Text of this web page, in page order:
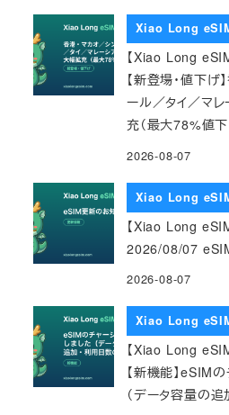
Xiao Long
【Xiao Long
【新登場・値下げ
ール／タイ／マ
充（最大78%値下
2026-08-07
Xiao Long
【Xiao Long
2026/08/07
2026-08-07
Xiao Long
【Xiao Long
【新機能】eSIM
（データ容量の追